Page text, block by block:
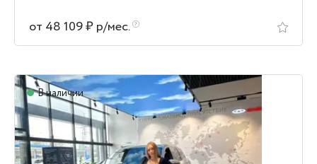
от 48 109 ₽ р/мес.
В наличии